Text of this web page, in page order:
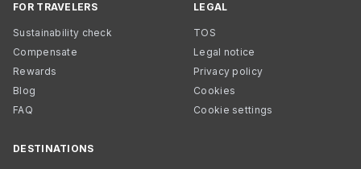
FOR TRAVELERS
Sustainability check
Compensate
Rewards
Blog
FAQ
LEGAL
TOS
Legal notice
Privacy policy
Cookies
Cookie settings
DESTINATIONS